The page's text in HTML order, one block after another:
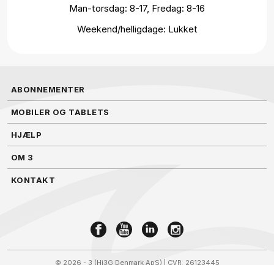
Man-torsdag: 8-17, Fredag: 8-16
Weekend/helligdage: Lukket
ABONNEMENTER
MOBILER OG TABLETS
HJÆLP
OM 3
KONTAKT
© 2026 - 3 (Hi3G Denmark ApS) | CVR: 26123445